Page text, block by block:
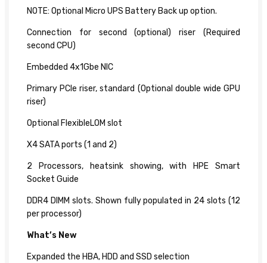
NOTE: Optional Micro UPS Battery Back up option.
Connection for second (optional) riser (Required
second CPU)
Embedded 4x1Gbe NIC
Primary PCIe riser, standard (Optional double wide GPU
riser)
Optional FlexibleLOM slot
X4 SATA ports (1 and 2)
2 Processors, heatsink showing, with HPE Smart
Socket Guide
DDR4 DIMM slots. Shown fully populated in 24 slots (12
per processor)
What’s New
Expanded the HBA, HDD and SSD selection